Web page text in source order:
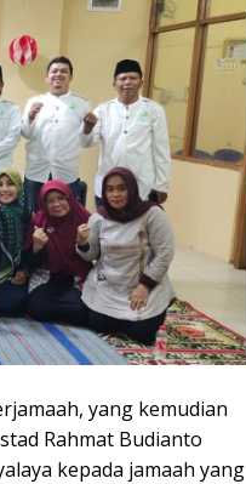
yang kemudian
Rahmat Budianto
kepada jamaah yang